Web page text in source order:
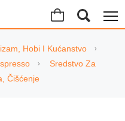
Hobi I Kućanstvo
Sredstvo Za
Čišćenje